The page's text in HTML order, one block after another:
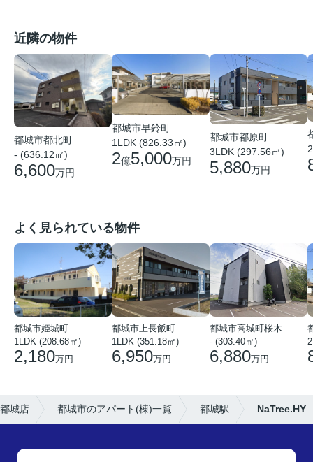
近隣の物件
都城市都北町
- (636.12㎡)
6,600万円
都城市早鈴町
1LDK (826.33㎡)
2億5,000万円
都城市都原町
3LDK (297.56㎡)
5,880万円
よく見られている物件
都城市姫城町
1LDK (208.68㎡)
2,180万円
都城市上長飯町
1LDK (351.18㎡)
6,950万円
都城市高城町桜木
- (303.40㎡)
6,880万円
城店 都城市のアパート(棟)一覧 都城駅 NaTree.HY